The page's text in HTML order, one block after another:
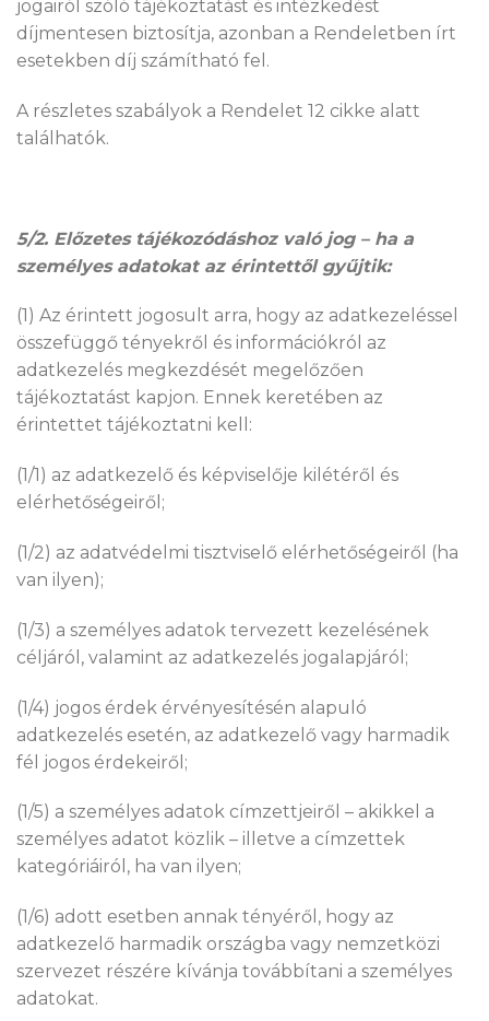
jogairól szóló tájékoztatást és intézkedést
díjmentesen biztosítja, azonban a Rendeletben írt
esetekben díj számítható fel.
A részletes szabályok a Rendelet 12 cikke alatt
találhatók.
5/2. Előzetes tájékozódáshoz való jog – ha a
személyes adatokat az érintettől gyűjtik:
(1) Az érintett jogosult arra, hogy az adatkezeléssel
összefüggő tényekről és információkról az
adatkezelés megkezdését megelőzően
tájékoztatást kapjon. Ennek keretében az
érintettet tájékoztatni kell:
(1/1) az adatkezelő és képviselője kilétéről és
elérhetőségeiről;
(1/2) az adatvédelmi tisztviselő elérhetőségeiről (ha
van ilyen);
(1/3) a személyes adatok tervezett kezelésének
céljáról, valamint az adatkezelés jogalapjáról;
(1/4) jogos érdek érvényesítésén alapuló
adatkezelés esetén, az adatkezelő vagy harmadik
fél jogos érdekeiről;
(1/5) a személyes adatok címzettjeiről – akikkel a
személyes adatot közlik – illetve a címzettek
kategóriáiról, ha van ilyen;
(1/6) adott esetben annak tényéről, hogy az
adatkezelő harmadik országba vagy nemzetközi
szervezet részére kívánja továbbítani a személyes
adatokat.